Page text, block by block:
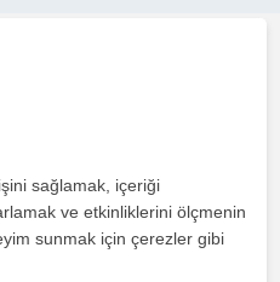
kolaylaştırm...
Ücretsiz iletişime geç
sağlamak, içeriği
ve etkinliklerini ölçmenin
sunmak için çerezler gibi